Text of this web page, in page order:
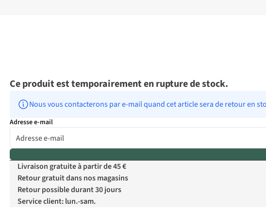
Ce produit est temporairement en rupture de stock.
Nous vous contacterons par e-mail quand cet article sera de retour en
Adresse e-mail
Livraison gratuite à partir de 45 €
Retour gratuit dans nos magasins
Retour possible durant 30 jours
Service client: lun.-sam.